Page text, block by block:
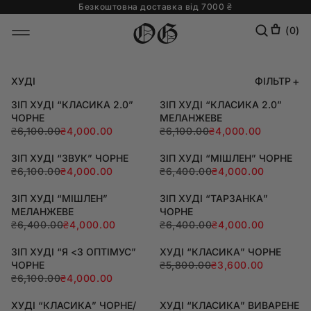
Безкоштовна доставка від 7000 ₴
(0)
ХУДІ
ФІЛЬТР
ЗІП ХУДІ “КЛАСИКА 2.0”
ЧОРНЕ
₴6,100.00₴4,000.00
ЗІП ХУДІ “КЛАСИКА 2.0”
МЕЛАНЖЕВЕ
₴6,100.00₴4,000.00
ЗІП ХУДІ “ЗВУК” ЧОРНЕ
₴6,100.00₴4,000.00
ЗІП ХУДІ “МІШЛЕН” ЧОРНЕ
₴6,400.00₴4,000.00
ЗІП ХУДІ “МІШЛЕН”
МЕЛАНЖЕВЕ
₴6,400.00₴4,000.00
ЗІП ХУДІ “ТАРЗАНКА”
ЧОРНЕ
₴6,400.00₴4,000.00
ЗІП ХУДІ “Я <З ОПТІМУС”
ЧОРНЕ
₴6,100.00₴4,000.00
ХУДІ “КЛАСИКА” ЧОРНЕ
₴5,800.00₴3,600.00
ХУДІ “КЛАСИКА” ЧОРНЕ/
ХУДІ “КЛАСИКА” ВИВАРЕНЕ